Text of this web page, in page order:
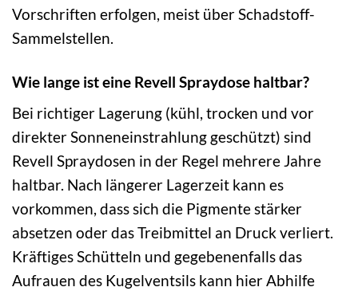
Vorschriften erfolgen, meist über Schadstoff-
Sammelstellen.
Wie lange ist eine Revell Spraydose haltbar?
Bei richtiger Lagerung (kühl, trocken und vor
direkter Sonneneinstrahlung geschützt) sind
Revell Spraydosen in der Regel mehrere Jahre
haltbar. Nach längerer Lagerzeit kann es
vorkommen, dass sich die Pigmente stärker
absetzen oder das Treibmittel an Druck verliert.
Kräftiges Schütteln und gegebenenfalls das
Aufrauen des Kugelventsils kann hier Abhilfe